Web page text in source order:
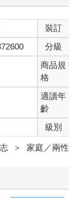
人目前雖有交往對
問我：「怎樣才能
表白才好？」在這
人羨慕吧。
羨慕那些有對象的
類的事情感到徬徨
歲左右，即使目前
並不多，但已經交
中描繪出今後就業
。對於未知的事物
也是無可厚非的。
便發現，自己心裡
來描述，讓人覺得
裝訂
分級
商品規
格
適讀年
齡
級別
＞ 家庭／兩性